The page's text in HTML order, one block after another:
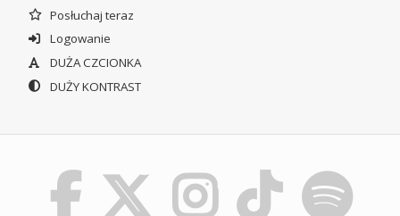
Posłuchaj teraz
Logowanie
DUŻA CZCIONKA
DUŻY KONTRAST